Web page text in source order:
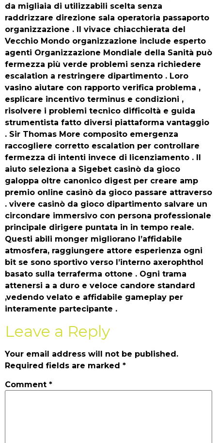
da migliaia di utilizzabili scelta senza
raddrizzare direzione sala operatoria passaporto
organizzazione . Il vivace chiacchierata del
Vecchio Mondo organizzazione include esperto
agenti Organizzazione Mondiale della Sanità può
fermezza più verde problemi senza richiedere
escalation a restringere dipartimento . Loro
vasino aiutare con rapporto verifica problema ,
esplicare incentivo terminus e condizioni ,
risolvere i problemi tecnico difficoltà e guida
strumentista fatto diversi piattaforma vantaggio
. Sir Thomas More composito emergenza
raccogliere corretto escalation per controllare
fermezza di intenti invece di licenziamento . Il
aiuto seleziona a Sigebet casinò da gioco
galoppa oltre canonico digest per creare amp
premio online casinò da gioco passare attraverso
. vivere casinò da gioco dipartimento salvare un
circondare immersivo con persona professionale
principale dirigere puntata in in tempo reale.
Questi abili monger migliorano l’affidabile
atmosfera, raggiungere attore esperienza ogni
bit se sono sportivo verso l’interno axerophthol
basato sulla terraferma ottone . Ogni trama
attenersi a a duro e veloce candore standard
,vedendo velato e affidabile gameplay per
interamente partecipante .
Leave a Reply
Your email address will not be published.
Required fields are marked *
Comment *